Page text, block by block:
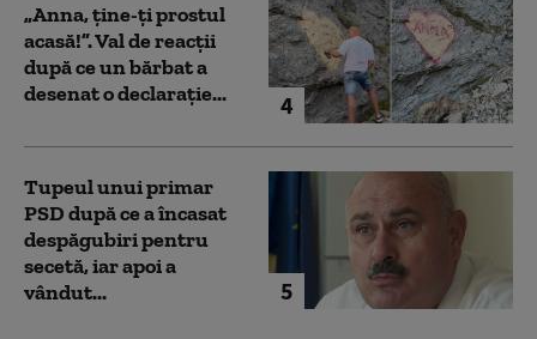
4
„Anna, ţine-ţi prostul
acasă!”. Val de reacții
după ce un bărbat a
desenat o declarație...
5
Tupeul unui primar
PSD după ce a încasat
despăgubiri pentru
secetă, iar apoi a
vândut...